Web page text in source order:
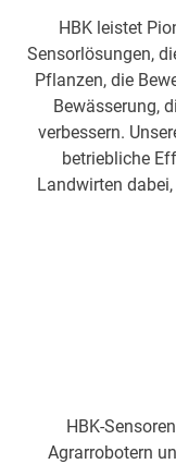
HBK leistet
Sensorlösungen,
Pflanzen, die
Bewässerung,
verbessern.
betriebliche
Landwirten
HBK-
Agrarrobotern